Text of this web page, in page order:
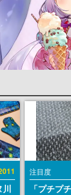
川
注目度
「プチプ